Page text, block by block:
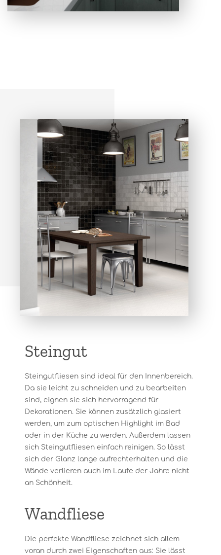
Steingut
Steingutfliesen sind ideal für den Innenbereich.
Da sie leicht zu schneiden und zu bearbeiten
sind, eignen sie sich hervorragend für
Dekorationen. Sie können zusätzlich glasiert
werden, um zum optischen Highlight im Bad
oder in der Küche zu werden. Außerdem lassen
sich Steingutfliesen einfach reinigen. So lässt
sich der Glanz lange aufrechterhalten und die
Wände verlieren auch im Laufe der Jahre nicht
an Schönheit.
Wandfliese
Die perfekte Wandfliese zeichnet sich allem
voran durch zwei Eigenschaften aus: Sie lässt